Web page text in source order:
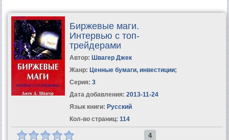
Биржевые маги.
Интервью с топ-
трейдерами
Автор: Швагер Джек
Жанр: Ценные бумаги, инвестиции;
Серия: 3
Дата добавления: 2013-11-24
Язык книги: Русский
Кол-во страниц: 114
4